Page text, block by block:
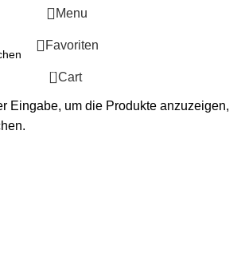
Eingabe, um die Produkte anzuzeigen,
Menu
Favoriten
0 Cart